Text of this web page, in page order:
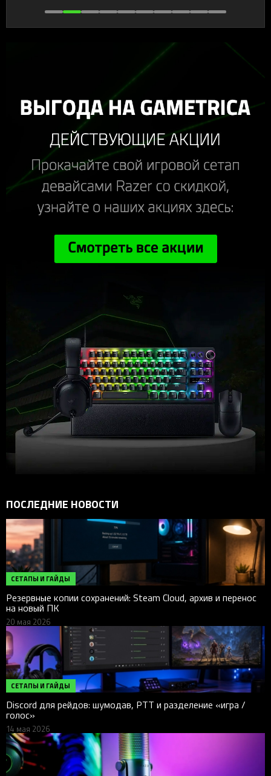
ПОСЛЕДНИЕ НОВОСТИ
СЕТАПЫ И ГАЙДЫ
Резервные копии сохранений: Steam Cloud, архив и перенос
на новый ПК
20 мая 2026
СЕТАПЫ И ГАЙДЫ
Discord для рейдов: шумодав, PTT и разделение «игра /
голос»
14 мая 2026